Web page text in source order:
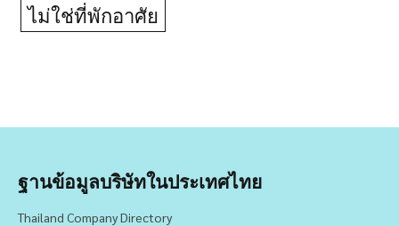
ไม่ใช่ที่พักอาศัย
ฐานข้อมูลบริษัทในประเทศไทย
Thailand Company Directory